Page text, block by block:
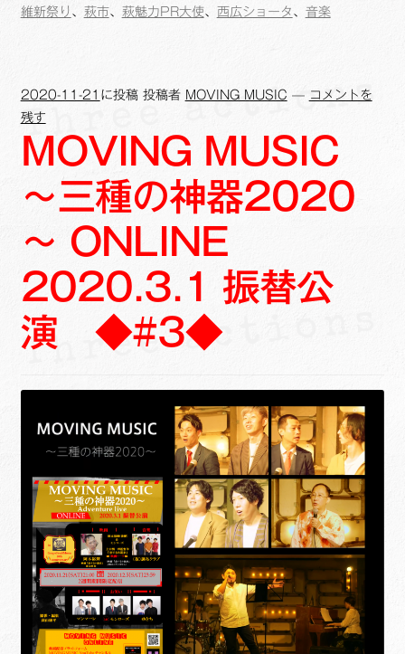
維新祭り 、 萩市、 萩魅力PR大使、 西広ショータ 、 音楽
2020-11-21 に投稿 投稿者 MOVING MUSIC — コメントを
残す
MOVING MUSIC
～三種の神器2020
～ ONLINE
2020.3.1 振替公
演 ◆#3◆